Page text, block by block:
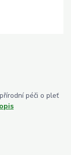
péči o pleť